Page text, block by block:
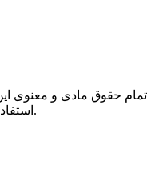
تمام حقوق مادی و معنوی
استفاده از مطالب با ذکر منبع بلامانع است.